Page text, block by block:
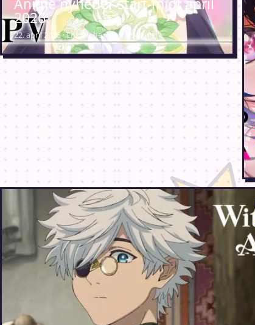
Anime nyheder start-midt april
2026
22. april 2026 · Erik Weber-Lauridsen